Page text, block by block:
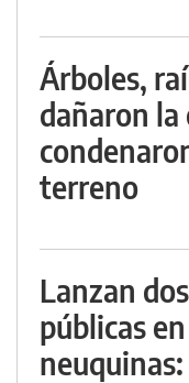
Árboles,
dañaron la
terreno
Lanzan
públicas